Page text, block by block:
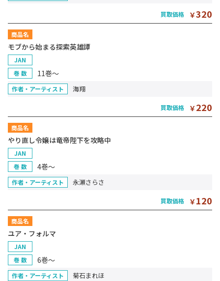
買取価格 ￥320
商品名
モブから始まる探索英雄譚
JAN
巻 数
11巻～
作者・アーティスト 海翔
買取価格 ￥220
商品名
やり直し令嬢は竜帝陛下を攻略中
JAN
巻 数
4巻～
作者・アーティスト 永瀬さらさ
買取価格 ￥120
商品名
ユア・フォルマ
JAN
巻 数
6巻～
作者・アーティスト 菊石まれほ